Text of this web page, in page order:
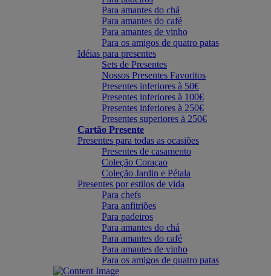
Para amantes do chá
Para amantes do café
Para amantes de vinho
Para os amigos de quatro patas
Idéias para presentes
Sets de Presentes
Nossos Presentes Favoritos
Presentes inferiores à 50€
Presentes inferiores à 100€
Presentes inferiores à 250€
Presentes superiores à 250€
Cartão Presente
Presentes para todas as ocasiões
Presentes de casamento
Coleção Coraçao
Coleção Jardin e Pétala
Presentes por estilos de vida
Para chefs
Para anfitriões
Para padeiros
Para amantes do chá
Para amantes do café
Para amantes de vinho
Para os amigos de quatro patas